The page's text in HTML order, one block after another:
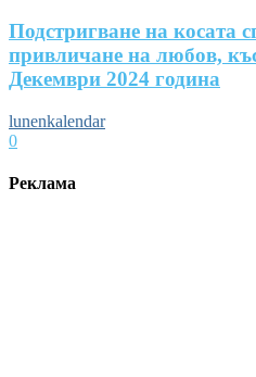
Подстригване на косата
привличане на любов,
Декември 2024 година
lunenkalendar
0
Реклама